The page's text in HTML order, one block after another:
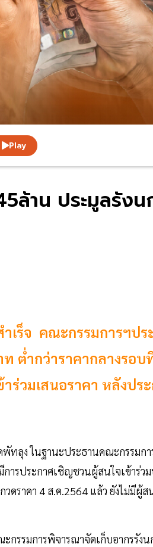
Play
ล้าน ประมูลรั
เร็จ คณะกรรมการฯป
ต่ำกว่าราคากลางรอ
ร่วมเสนอราคา หลังปร
พัทลุง ในฐานะประธานคณะกรรม
การประกาศเชิญชวนผู้สนใจเข้าร่
ดราคา 4 ส.ค.2564 แล้ว ยังไม่มีผู้ส
กรรมการพิจารณาจัดเก็บอากรรัง